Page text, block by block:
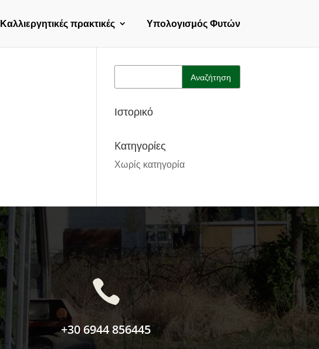
Καλλιεργητικές πρακτικές Υπολογισμός Φυτών
Ιστορικό
Kατηγορίες
Χωρίς κατηγορία

+30 6944 856445